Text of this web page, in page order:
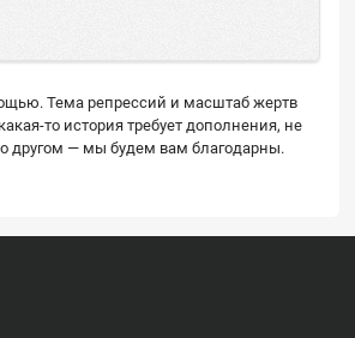
Тема репрессий и масштаб жертв
то история требует дополнения, не
другом — мы будем вам благодарны.